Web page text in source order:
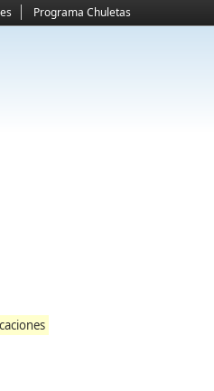
Programa Chuletas